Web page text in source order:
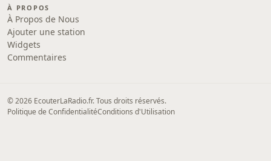
À PROPOS
À Propos de Nous
Ajouter une station
Widgets
Commentaires
© 2026 EcouterLaRadio.fr. Tous droits réservés.
Politique de ConfidentialitéConditions d'Utilisation